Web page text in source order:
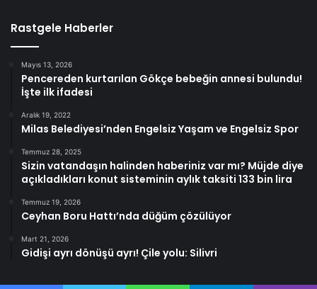
Rastgele Haberler
Mayıs 13, 2026
Pencereden kurtarılan Gökçe bebeğin annesi bulundu!
İşte ilk ifadesi
Aralık 19, 2022
Milas Belediyesi’nden Engelsiz Yaşam ve Engelsiz Spor
Temmuz 28, 2025
Sizin vatandaşın halinden haberiniz var mı? Müjde diye
açıkladıkları konut sisteminin aylık taksiti 133 bin lira
Temmuz 19, 2026
Ceyhan Boru Hattı’nda düğüm çözülüyor
Mart 21, 2026
Gidişi ayrı dönüşü ayrı! Çile yolu: Silivri